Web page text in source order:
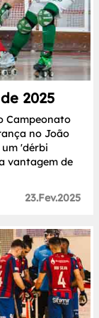
2025
Campeonato
no João
'dérbi
vantagem de
23.Fev.2025